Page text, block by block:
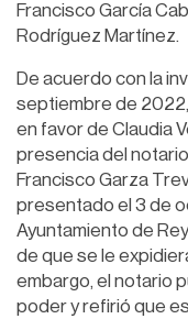
Francisco García
Rodríguez Martínez.
De acuerdo con la
septiembre de
en favor de Claudia
presencia del
Francisco Garza
presentado el 3 de
Ayuntamiento de
de que se le
embargo, el notario
poder y refirió que